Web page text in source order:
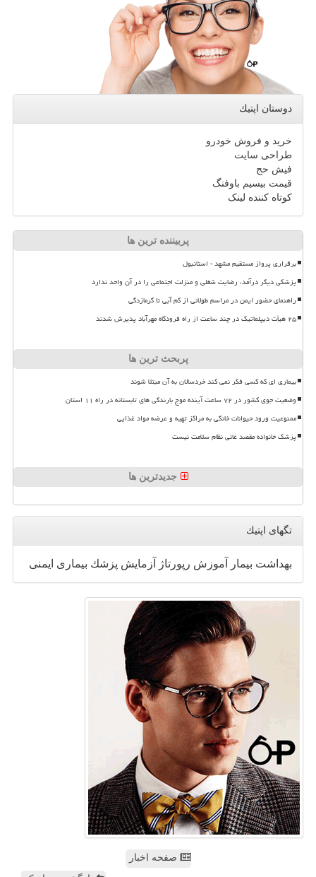
دوستان اپتیك
خرید و فروش خودرو
طراحی سایت
فیش حج
قیمت بیسیم باوفنگ
کوتاه کننده لینک
پربیننده ترین ها
برقراری پرواز مستقیم مشهد - استانبول
پزشکی دیگر درآمد، رضایت شغلی و منزلت اجتماعی را در آن واحد ندارد
راهنمای حضور ایمن در مراسم طولانی از کم آبی تا گرمازدگی
۲۵ هیأت دیپلماتیک در چند ساعت از راه فرودگاه مهرآباد پذیرش شدند
پربحث ترین ها
بیماری ای که کسی فکر نمی کند خردسالان به آن مبتلا شوند
وضعیت جوی کشور در ۷۲ ساعت آینده موج بارندگی های تابستانه در راه ۱۱ استان
ممنوعیت ورود حیوانات خانگی به مراکز تهیه و عرضه مواد غذایی
پزشک خانواده مقصد غائی نظام سلامت نیست
جدیدترین ها
تگهای اپتیك
بهداشت بیمار آموزش رپورتاژ آزمایش پزشك بیماری ایمنی
صفحه اخبار